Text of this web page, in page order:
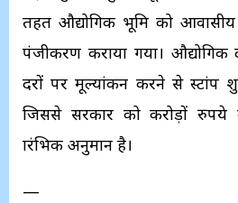
तहत औद्योगिक भूमि को
पंजीकरण कराया गया।
दरों पर मूल्यांकन करने से स्टांप
जिससे सरकार को करोड़ों
प्रारंभिक अनुमान है।
—